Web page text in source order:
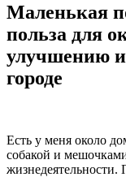
Маленькая
польза для
улучшению
городе
Есть у меня около
собакой и